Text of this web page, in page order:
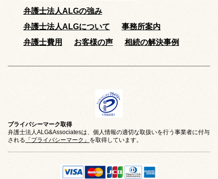
弁護士法人ALGの強み
弁護士法人ALGについて
事務所案内
弁護士費用
お客様の声 相続の解決事例
プライバシーマーク取得
弁護士法人ALG&Associatesは、個人情報の適切な取扱いを行う事業者に付与
される 「プライバシーマーク」 を取得しています。